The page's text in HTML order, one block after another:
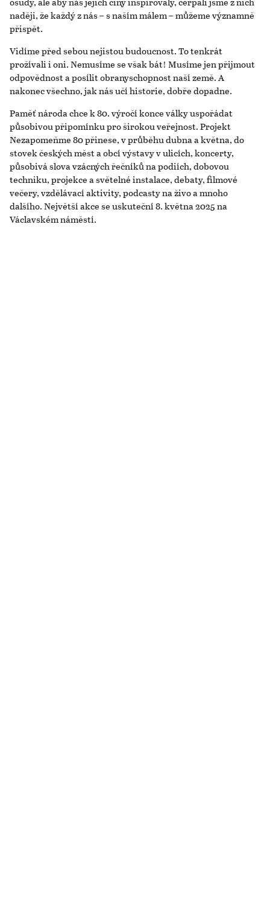
naději, že každý z nás – s naším málem – můžeme významně
přispět.
Vidíme před sebou nejistou budoucnost. To tenkrát
prožívali i oni. Nemusíme se však bát! Musíme jen přijmout
odpovědnost a posílit obranyschopnost naší země. A
nakonec všechno, jak nás učí historie, dobře dopadne.
Paměť národa chce k 80. výročí konce války uspořádat
působivou připomínku pro širokou veřejnost. Projekt
Nezapomeňme 80 přinese, v průběhu dubna a května, do
stovek českých měst a obcí výstavy v ulicích, koncerty,
působivá slova vzácných řečníků na podiích, dobovou
techniku, projekce a světelné instalace, debaty, filmové
večery, vzdělávací aktivity, podcasty na živo a mnoho
dalšího. Největší akce se uskuteční 8. května 2025 na
Václavském náměstí.